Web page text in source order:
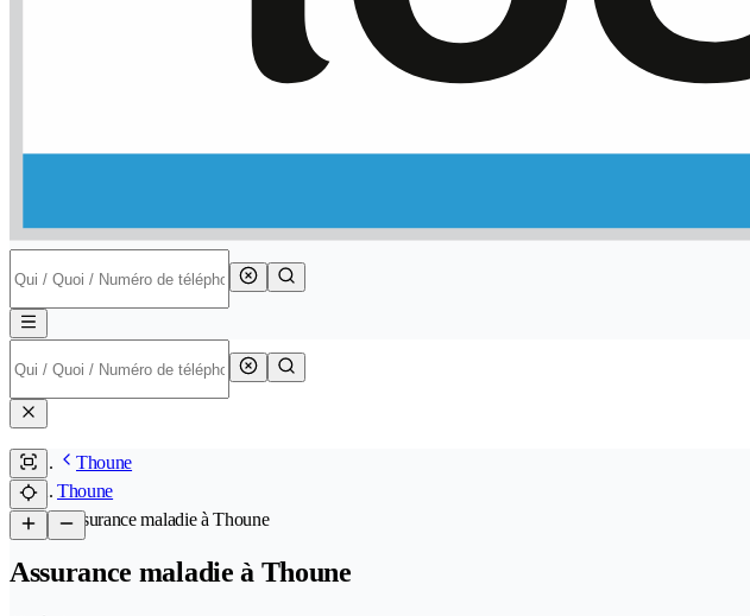
Thoune
Thoune
/Assurance maladie à Thoune
Assurance maladie à Thoune